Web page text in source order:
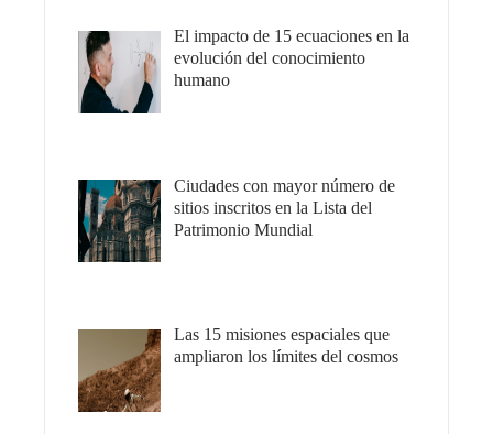
El impacto de 15 ecuaciones en la
evolución del conocimiento
humano
Ciudades con mayor número de
sitios inscritos en la Lista del
Patrimonio Mundial
Las 15 misiones espaciales que
ampliaron los límites del cosmos